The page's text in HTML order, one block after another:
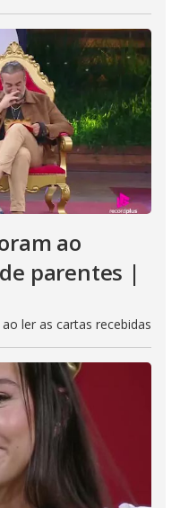
ao
parentes |
ler as cartas recebidas